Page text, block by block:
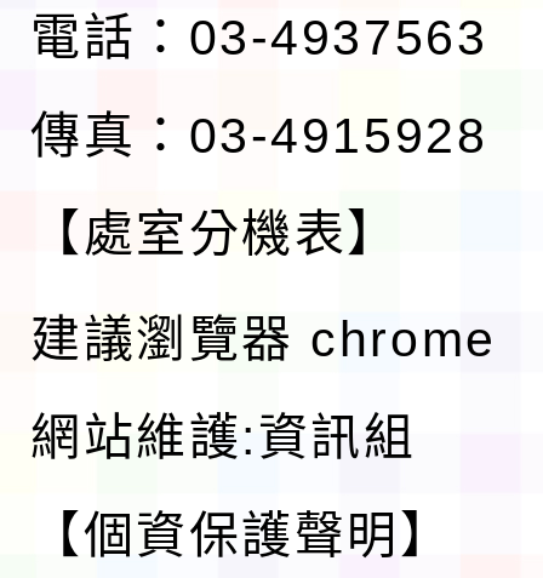
電話：03-4937563
傳真：03-4915928
【處室分機表】
建議瀏覽器 chrome
網站維護:資訊組
【個資保護聲明】